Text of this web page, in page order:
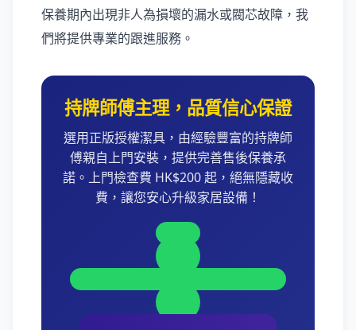
保養期內出現非人為損壞的漏水或閥芯故障，我
們將提供專業的跟進服務。
持牌師傅主理，品質信心保證
選用正版授權潔具，由經驗豐富的持牌師
傅親自上門安裝，提供完善售後保養承
諾。上門檢查費 HK$200 起，絕無隱藏收
費，讓您安心升級家居設備！